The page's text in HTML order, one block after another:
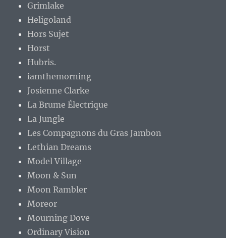
Grimlake
Heligoland
Hors Sujet
Horst
Hubris.
iamthemorning
Josienne Clarke
La Brume Électrique
La Jungle
Les Compagnons du Gras Jambon
Lethian Dreams
Model Village
Moon & Sun
Moon Rambler
Moreor
Mourning Dove
Ordinary Vision